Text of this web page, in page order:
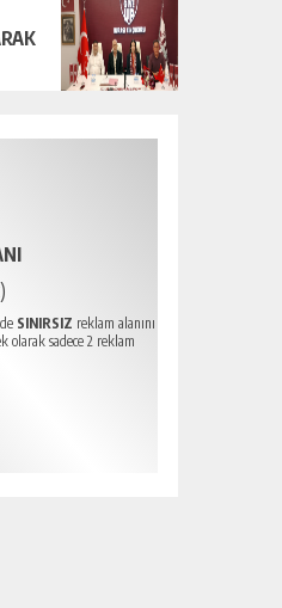
SINIRSIZ reklam alanını
olarak sadece 2 reklam